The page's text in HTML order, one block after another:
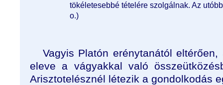
tökéletesebbé tételére szolgálnak. Az
o.)
Vagyis Platón erénytanától
eleve a vágyakkal való
Arisztotelésznél létezik a gondolkodás